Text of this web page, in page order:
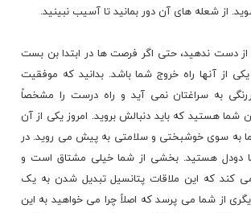
از شعله های آن دور بمانید تا آسیب نبینید.
از دست ندهید، حتی اگر فرصت ها در ابتدا بن بست
از آنها راه خروج شما باشد. بدانید که موفقیت
به سراغتان نمی آید و راه درست را مشخصاً
شما هستید که باید دنبالش بروید. امروز یکی از آن
به سوی خوشبختی و سلامتی به پیش می روید. در
دودل هستید. بخشی از شما خیلی مشتاق است و
کند که این ملاقات پتانسیل تبدیل شدن به یک
از شما می پرسد که اصلاً چرا می خواهید به این